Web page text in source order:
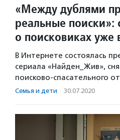
«Между дублями
реальные поиски»:
о поисковиках уже
В Интернете состоялась
сериала «Найден_Жив»,
поисково-спасательного
Семья и дети · 30.07.2020